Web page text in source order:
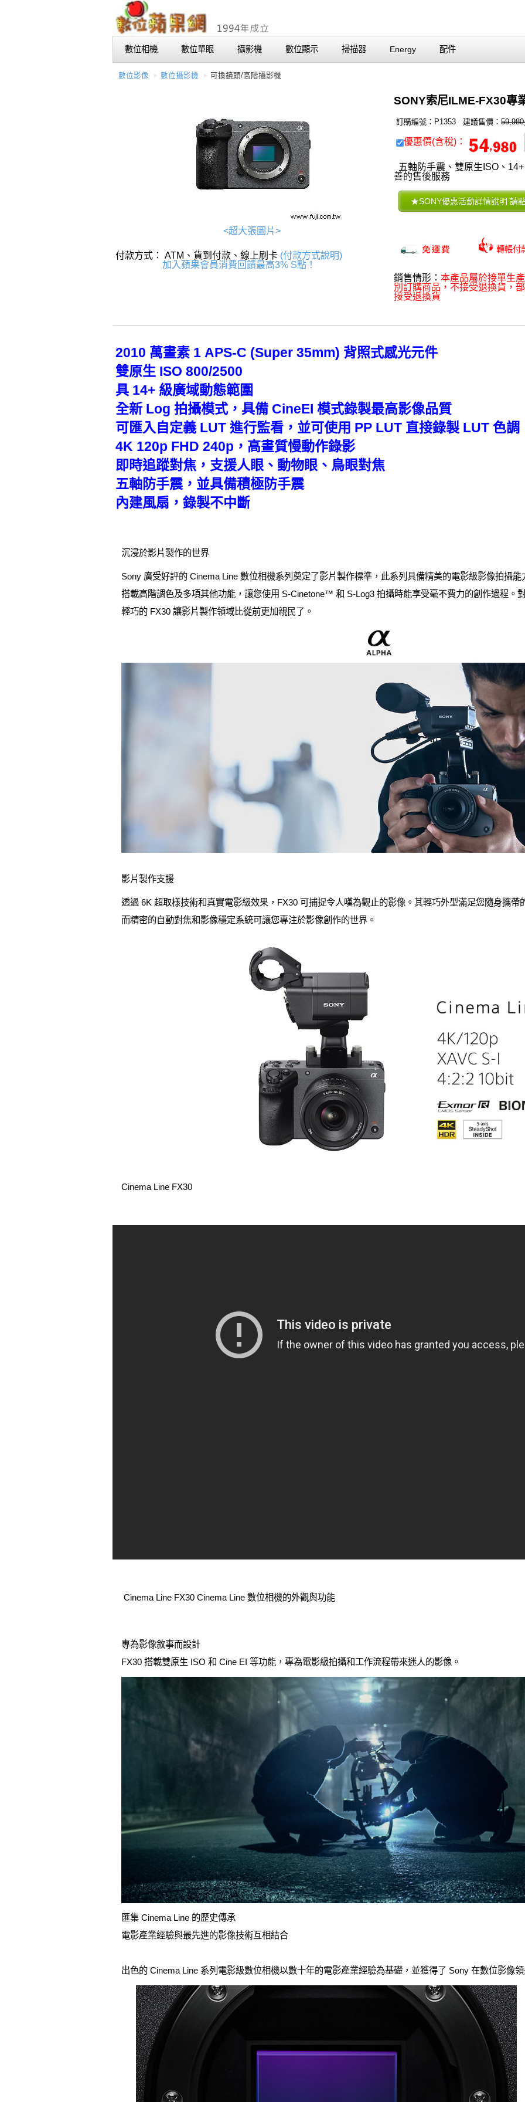
數位相機 數位單眼 攝影機 數位顯示 掃描器 Energy 配件
數位影像 數位攝影機 可換鏡頭/高階攝影機
<超大張圖片>
付款方式： ATM、貨到付款、線上刷卡 (付款方式說明)
加入蘋果會員消費回饋最高3% S點！
SONY索尼ILME-FX30專
訂購編號：P1353 建議售價：
優惠價(含稅)：
五軸防手震、雙原生ISO、
善的售後服務
轉帳
銷售情形：本產品屬於接單生
別訂購商品，不接受退換貨，
接受退換貨
2010 萬畫素 1 APS-C (Super 35mm) 背照式感光元件
雙原生 ISO 800/2500
具 14+ 級廣域動態範圍
全新 Log 拍攝模式，具備 CineEI 模式錄製最高影像品質
可匯入自定義 LUT 進行監看，並可使用 PP LUT 直接錄製 LUT 色調
4K 120p FHD 240p，高畫質慢動作錄影
即時追蹤對焦，支援人眼、動物眼、鳥眼對焦
五軸防手震，並具備積極防手震
內建風扇，錄製不中斷
沉浸於影片製作的世界
Sony 廣受好評的 Cinema Line 數位相機系列奠定了影片製作標準，此系列具備精美的電影級影像拍攝
搭載高階調色及多項其他功能，讓您使用 S-Cinetone™ 和 S-Log3 拍攝時能享受毫不費力的創作過程。
輕巧的 FX30 讓影片製作領域比從前更加親民了。
影片製作支援
透過 6K 超取樣技術和真實電影級效果，FX30 可捕捉令人嘆為觀止的影像。其輕巧外型滿足您隨身攜帶
而精密的自動對焦和影像穩定系統可讓您專注於影像創作的世界。
Cinema Line FX30
Cinema Line FX30 Cinema Line 數位相機的外觀與功能
專為影像敘事而設計
FX30 搭載雙原生 ISO 和 Cine EI 等功能，專為電影級拍攝和工作流程帶來迷人的影像。
匯集 Cinema Line 的歷史傳承
電影產業經驗與最先進的影像技術互相結合
出色的 Cinema Line 系列電影級數位相機以數十年的電影產業經驗為基礎，並獲得了 Sony 在數位影像